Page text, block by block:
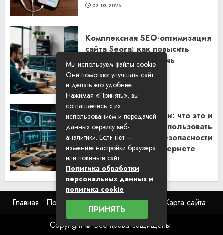
02.03.2026
Комплексная SEO-оптимизация
сайта Seora: как повысить
видимость и привлечь
клиентов
06.02.2026
Резидентские прокси: что это и
как их правильно использовать
для обеспечения безопасности
и анонимности в интернете
29.01.2026
Главная Пользовательское соглашение
Карта сайта
Copyright © Все права защищены.
Мы используем файлы cookie.
Они помогают улучшать сайт
и делать его удобнее.
Нажимая «Принять», вы
соглашаетесь с их
использованием и передачей
данных сервису веб-
аналитики. Если нет —
измените настройки браузера
или покиньте сайт.
Политика обработки
персональных данных и
политика cookie
ПРИНЯТЬ